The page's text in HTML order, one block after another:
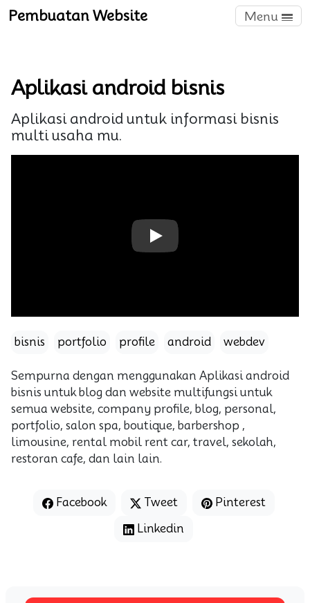
Pembuatan Website Menu
Aplikasi android bisnis
Aplikasi android untuk informasi bisnis
multi usaha mu.
Play
bisnis portfolio profile android webdev
Sempurna dengan menggunakan Aplikasi android
bisnis untuk blog dan website multifungsi untuk
semua website, company profile, blog, personal,
portfolio, salon spa, boutique, barbershop ,
limousine, rental mobil rent car, travel, sekolah,
restoran cafe, dan lain lain.
Facebook Tweet
Pinterest
Linkedin